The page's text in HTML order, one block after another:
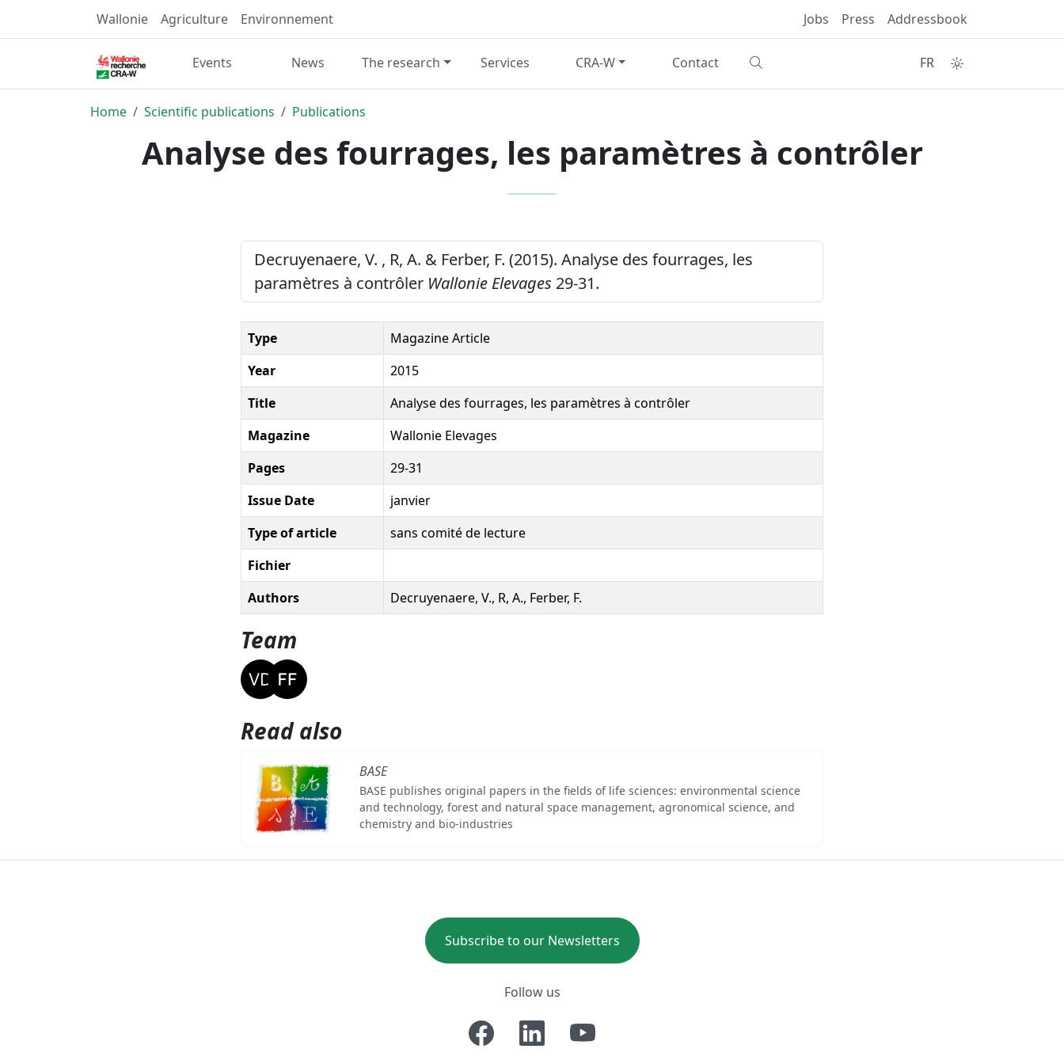
Wallonie Agriculture Environnement Jobs Press Addressbook
Events News The research Services CRA-W Contact FR
Home Scientific publications Publications
Analyse des fourrages, les paramètres à contrôler
Decruyenaere, V. , R, A. & Ferber, F. (2015). Analyse des fourrages, les
paramètres à contrôler Wallonie Elevages 29-31.
Type
Magazine Article
Year
2015
Title
Analyse des fourrages, les paramètres à contrôler
Magazine
Wallonie Elevages
Pages
29-31
Issue Date
janvier
Type of article
sans comité de lecture
Fichier
Authors
Decruyenaere, V., R, A., Ferber, F.
Team
Read also
BASE
BASE publishes original papers in the fields of life sciences: environmental science
and technology, forest and natural space management, agronomical science, and
chemistry and bio-industries
Subscribe to our Newsletters
Follow us